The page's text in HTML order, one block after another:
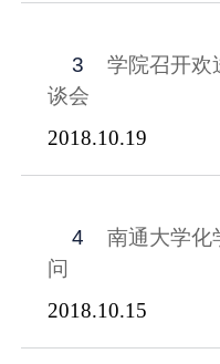
3
学院召开欢
谈会
2018.10.19
4
南通大学化
问
2018.10.15